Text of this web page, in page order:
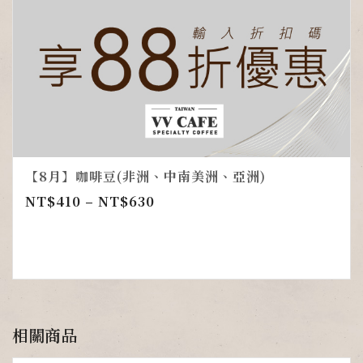
【8月】咖啡豆(非洲、中南美洲、亞洲)
NT$410 – NT$630
相關商品